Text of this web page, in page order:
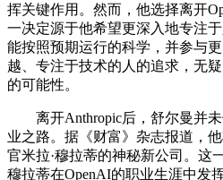
挥关键作用。然而，他选择离开
一决定源于他希望更深入地专注
能按照预期运行的科学，并参与
越、专注于技术的人的追求，无
的可能性。
离开Anthropic后，舒尔曼并未
业之路。据《财富》杂志报道，
官米拉·穆拉蒂的神秘新公司。这
穆拉蒂在OpenAI的职业生涯中发